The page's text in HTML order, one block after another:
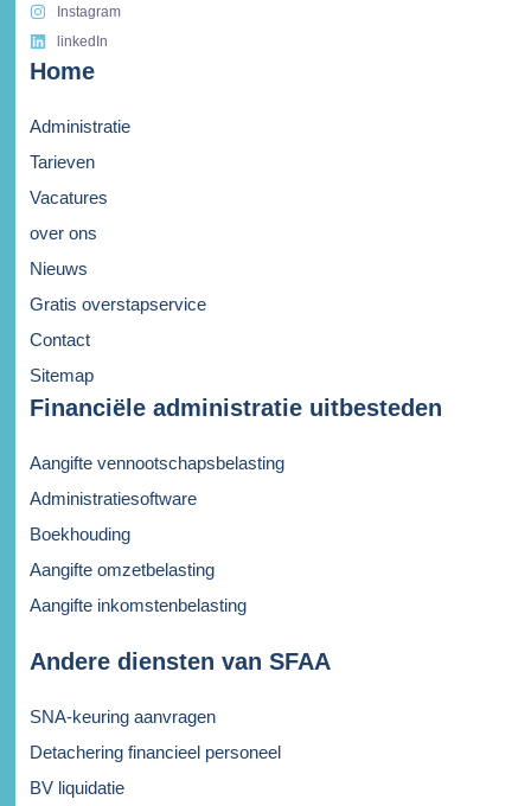
Instagram
linkedIn
Home
Administratie
Tarieven
Vacatures
over ons
Nieuws
Gratis overstapservice
Contact
Sitemap
Financiële administratie uitbesteden
Aangifte vennootschapsbelasting
Administratiesoftware
Boekhouding
Aangifte omzetbelasting
Aangifte inkomstenbelasting
Andere diensten van SFAA
SNA-keuring aanvragen
Detachering financieel personeel
BV liquidatie